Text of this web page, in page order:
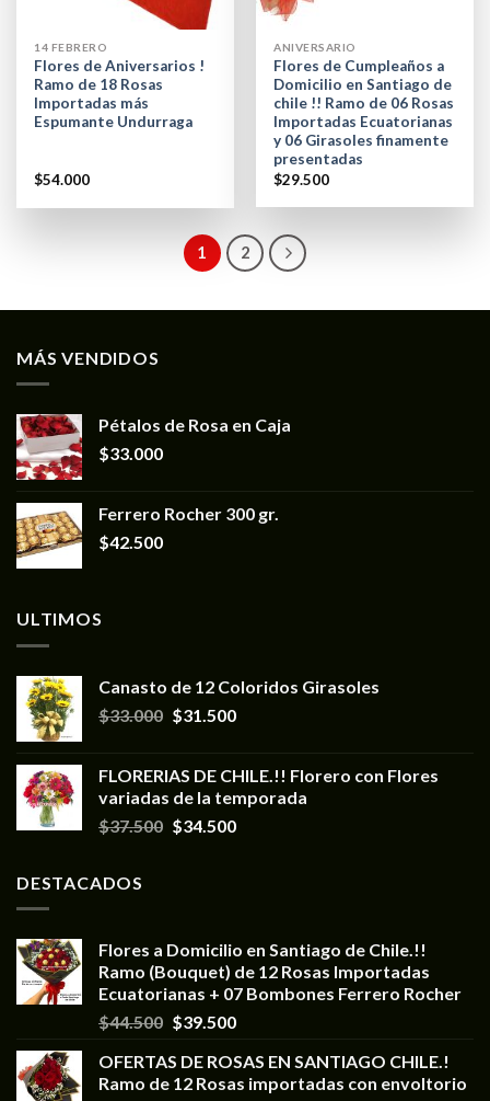
14 FEBRERO
Flores de Aniversarios !
Ramo de 18 Rosas
Importadas más
Espumante Undurraga
$54.000
ANIVERSARIO
Flores de Cumpleaños a
Domicilio en Santiago de
chile !! Ramo de 06 Rosas
Importadas Ecuatorianas
y 06 Girasoles finamente
presentadas
$29.500
1 2
MÁS VENDIDOS
Pétalos de Rosa en Caja
$33.000
Ferrero Rocher 300 gr.
$42.500
ULTIMOS
Canasto de 12 Coloridos Girasoles
$33.000 $31.500
FLORERIAS DE CHILE.!! Florero con Flores
variadas de la temporada
$37.500 $34.500
DESTACADOS
Flores a Domicilio en Santiago de Chile.!!
Ramo (Bouquet) de 12 Rosas Importadas
Ecuatorianas + 07 Bombones Ferrero Rocher
$44.500 $39.500
OFERTAS DE ROSAS EN SANTIAGO CHILE.!
Ramo de 12 Rosas importadas con envoltorio